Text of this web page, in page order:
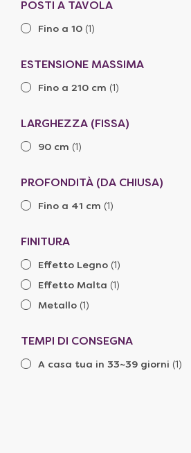
POSTI A TAVOLA
Fino a 10 (1)
ESTENSIONE MASSIMA
Fino a 210 cm (1)
LARGHEZZA (FISSA)
90 cm (1)
PROFONDITÀ (DA CHIUSA)
Fino a 41 cm (1)
FINITURA
Effetto Legno (1)
Effetto Malta (1)
Metallo (1)
TEMPI DI CONSEGNA
A casa tua in 33~39 giorni (1)